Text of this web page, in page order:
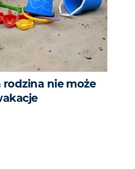
rodzina nie może